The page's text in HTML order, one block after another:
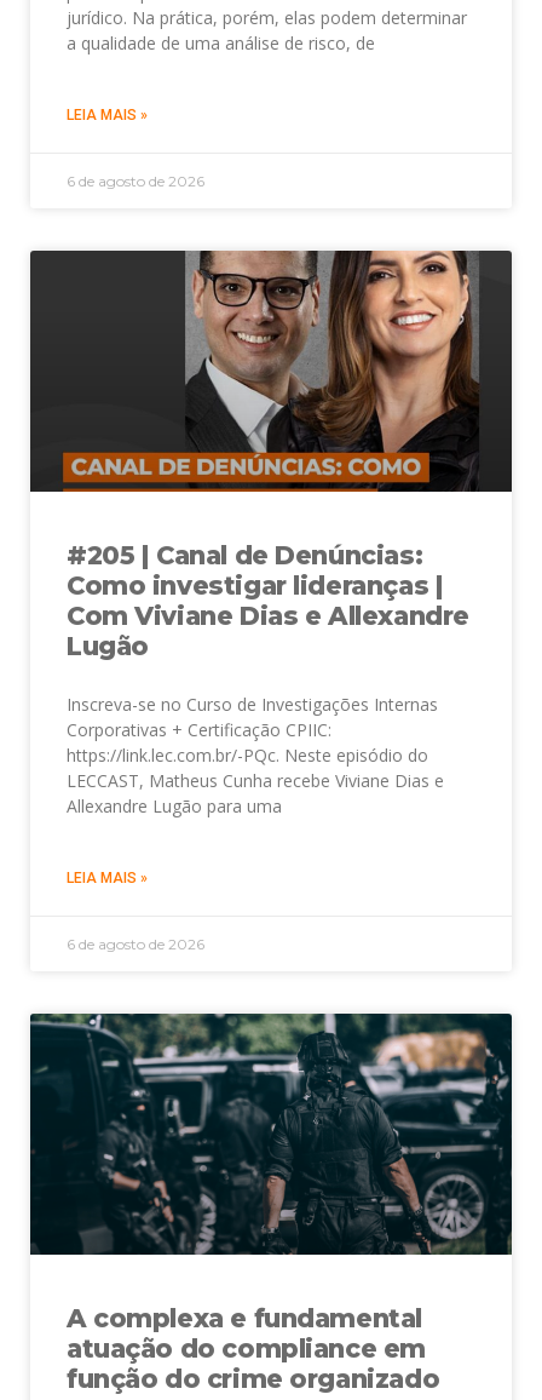
jurídico. Na prática, porém, elas podem determinar
a qualidade de uma análise de risco, de
LEIA MAIS »
6 de agosto de 2026
#205 | Canal de Denúncias:
Como investigar lideranças |
Com Viviane Dias e Allexandre
Lugão
Inscreva-se no Curso de Investigações Internas
Corporativas + Certificação CPIIC:
https://link.lec.com.br/-PQc. Neste episódio do
LECCAST, Matheus Cunha recebe Viviane Dias e
Allexandre Lugão para uma
LEIA MAIS »
6 de agosto de 2026
A complexa e fundamental
atuação do compliance em
função do crime organizado